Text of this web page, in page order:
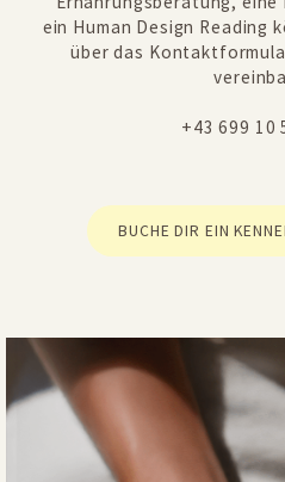
ein Human Design Reading
über das
+43 699 10
BUCHE DIR EIN